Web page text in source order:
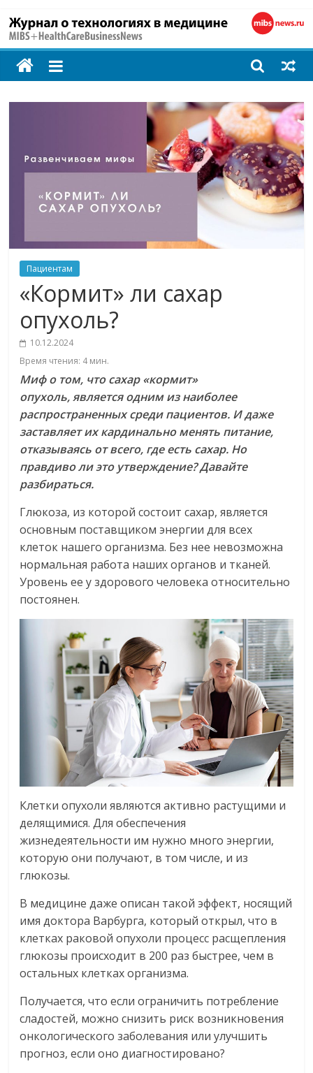
MIBS
+
Технологии
страже
здоровья
Пациентам
«Кормит» ли сахар
опухоль?
10.12.2024
Время чтения: 4 мин.
Миф о том, что сахар «кормит»
опухоль, является одним из наиболее
распространенных среди пациентов. И даже
заставляет их кардинально менять питание,
отказываясь от всего, где есть сахар. Но
правдиво ли это утверждение? Давайте
разбираться.
Глюкоза, из которой состоит сахар, является
основным поставщиком энергии для всех
клеток нашего организма. Без нее невозможна
нормальная работа наших органов и тканей.
Уровень ее у здорового человека относительно
постоянен.
Клетки опухоли являются активно растущими и
делящимися. Для обеспечения
жизнедеятельности им нужно много энергии,
которую они получают, в том числе, и из
глюкозы.
В медицине даже описан такой эффект, носящий
имя доктора Варбурга, который открыл, что в
клетках раковой опухоли процесс расщепления
глюкозы происходит в 200 раз быстрее, чем в
остальных клетках организма.
Получается, что если ограничить потребление
сладостей, можно снизить риск возникновения
онкологического заболевания или улучшить
прогноз, если оно диагностировано?